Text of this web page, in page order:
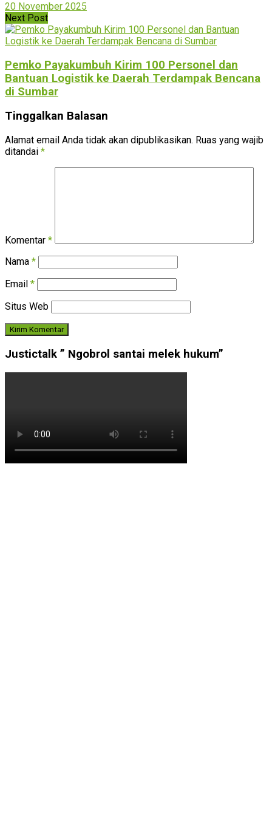
20 November 2025
Next Post
Pemko Payakumbuh Kirim 100 Personel dan
Bantuan Logistik ke Daerah Terdampak Bencana
di Sumbar
Tinggalkan Balasan
Alamat email Anda tidak akan dipublikasikan. Ruas yang wajib
ditandai *
Komentar *
Nama *
Email *
Situs Web
Justictalk ” Ngobrol santai melek hukum”